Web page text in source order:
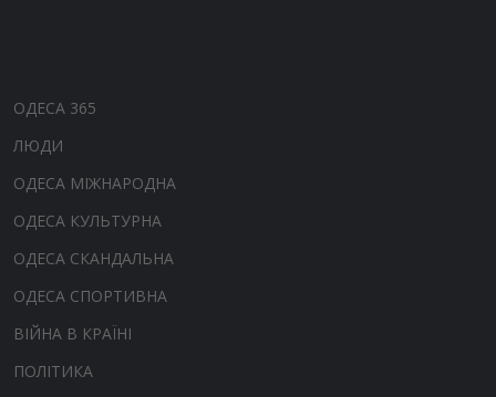
ОДЕСА 365
ЛЮДИ
ОДЕСА МІЖНАРОДНА
ОДЕСА КУЛЬТУРНА
ОДЕСА СКАНДАЛЬНА
ОДЕСА СПОРТИВНА
ВІЙНА В КРАЇНІ
ПОЛІТИКА